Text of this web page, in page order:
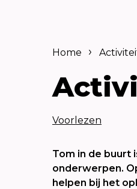
Home
Voorlezen
Tom in de buurt
onderwerpen.
helpen bij het